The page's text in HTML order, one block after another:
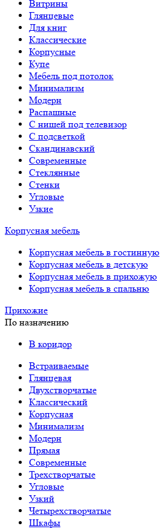
Витрины
Глянцевые
Для книг
Классические
Корпусные
Купе
Мебель под потолок
Минимализм
Модерн
Распашные
С нишей под телевизор
С подсветкой
Скандинавский
Современные
Стеклянные
Стенки
Угловые
Узкие
Корпусная мебель
Корпусная мебель в гостинную
Корпусная мебель в детскую
Корпусная мебель в прихожую
Корпусная мебель в спальню
Прихожие
По назначению
В коридор
Встраиваемые
Глянцевая
Двухстворчатые
Классический
Корпусная
Минимализм
Модерн
Прямая
Современные
Трехстворчатые
Угловые
Узкий
Четырехстворчатые
Шкафы